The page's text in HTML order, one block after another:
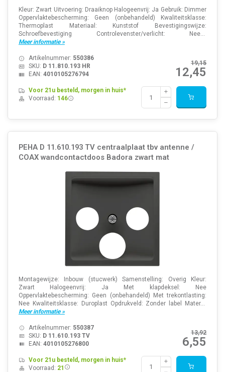
Kleur: Zwart Uitvoering: Draaiknop Halogeenvrij: Ja Gebruik: Dimmer
Oppervlaktebescherming: Geen (onbehandeld) Kwaliteitsklasse:
Thermoplast Materiaal: Kunststof Bevestigingswijze:
Schroefbevestiging Controlevenster/verlicht: Nee...
Meer informatie »
19,15
12,45
Artikelnummer: 550386
SKU: D 11.810.193 HR
EAN: 4010105276794
Voor 21u besteld, morgen in huis*
Voorraad: 146
PEHA D 11.610.193 TV centraalplaat tbv antenne /
COAX wandcontactdoos Badora zwart mat
Montagewijze: Inbouw (stucwerk) Samenstelling: Overig Kleur:
Zwart Halogeenvrij: Ja Met klapdeksel: Nee
Oppervlaktebescherming: Geen (onbehandeld) Met trekontlasting:
Nee Kwaliteitsklasse: Duroplast Opdrukveld: Zonder label Mater...
Meer informatie »
13,92
6,55
Artikelnummer: 550387
SKU: D 11.610.193 TV
EAN: 4010105276800
Voor 21u besteld, morgen in huis*
Voorraad: 21